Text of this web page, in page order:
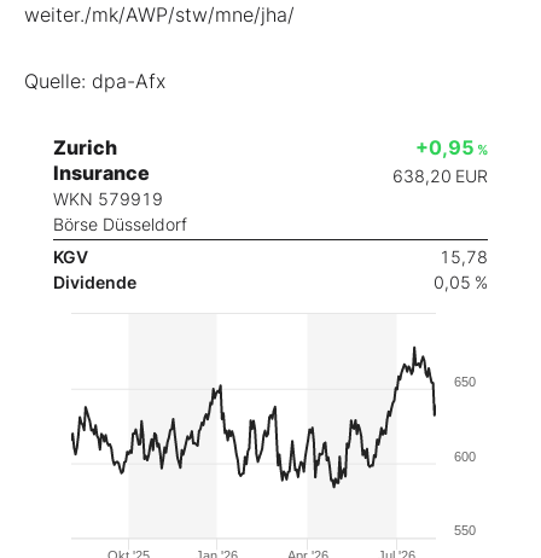
weiter./mk/AWP/stw/mne/jha/
Quelle: dpa-Afx
Zurich
Insurance
WKN 579919
Börse Düsseldorf
+0,95 %
638,20 EUR
KGV
15,78
Dividende
0,05 %
550
600
650